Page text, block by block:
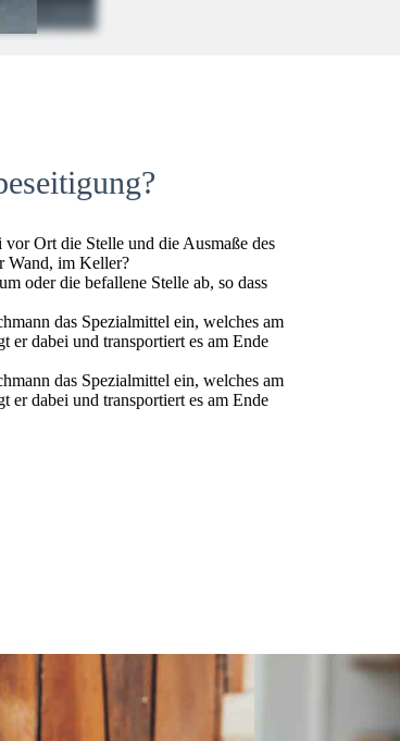
Ort die Stelle und die Ausmaße des
Wand, im Keller?
oder die befallene Stelle ab, so dass
das Spezialmittel ein, welches am
er dabei und transportiert es am Ende
das Spezialmittel ein, welches am
er dabei und transportiert es am Ende